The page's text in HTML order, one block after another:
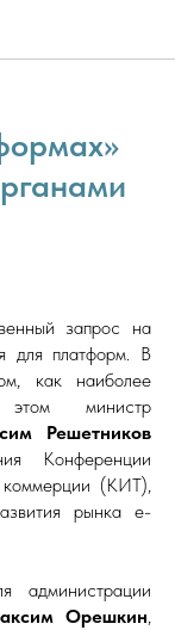
запрос на
для платформ. В
как наиболее
министр
Решетников
Конференции
коммерции (КИТ),
рынка e-
администрации
Орешкин,